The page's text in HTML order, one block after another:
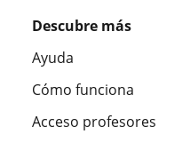
Descubre más
Ayuda
Cómo funciona
Acceso profesores